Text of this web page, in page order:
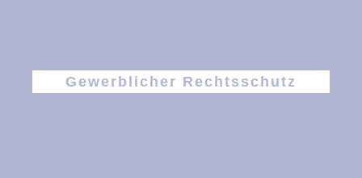
Gewerblicher Rechtsschutz